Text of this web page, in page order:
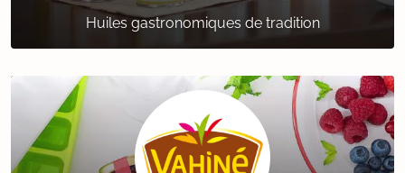
Huiles gastronomiques de tradition